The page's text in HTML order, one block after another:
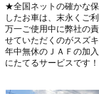
★全国ネットの確かな
したお車は、末永くご
万一ご使用中に弊社の
せていただくのがスズ
年中無休のＪＡＦの加
にたてるサービスです！